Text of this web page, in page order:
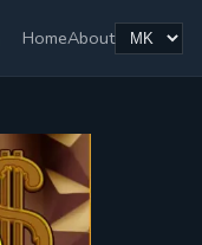
HomeAbout